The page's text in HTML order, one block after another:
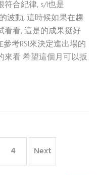
符合紀律, s/l也是
波動, 這時候如果在趨
看看, 這是的成果挺好
考RSI來決定進出場的
來看 希望這個月可以扳
4 Next